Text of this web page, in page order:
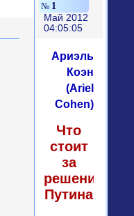
1
Май 2012
04:05:05
Ариэль
Коэн
(Ariel
Cohen)
Что
стоит
за
решением
Путина